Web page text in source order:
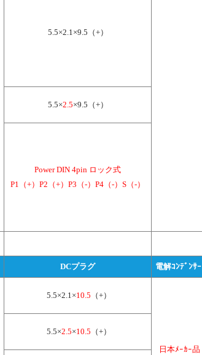
5.5×2.1×9.5（+）
5.5×2.5×9.5（+）
Power DIN 4pin ロック式
P1（+）P2（+）P3（-）P4（-）S（-）
DCプラグ 電解ｺﾝﾃﾞﾝｻｰ
5.5×2.1×10.5 （+）
日本ﾒｰｶｰ品
5.5×2.5×10.5 （+）